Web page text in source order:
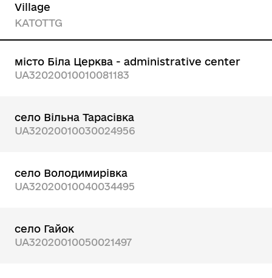
Village
KATOTTG
місто Біла Церква - administrative center
UA32020010010081183
село Вільна Тарасівка
UA32020010030024956
село Володимирівка
UA32020010040034495
село Гайок
UA32020010050021497